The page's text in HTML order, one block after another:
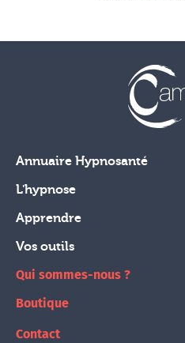
Annuaire Hypnosanté
L'hypnose
Apprendre
Vos outils
Qui sommes-nous ?
Boutique
Contact